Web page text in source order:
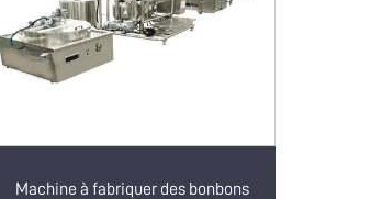
Machine à fabriquer des bonbons